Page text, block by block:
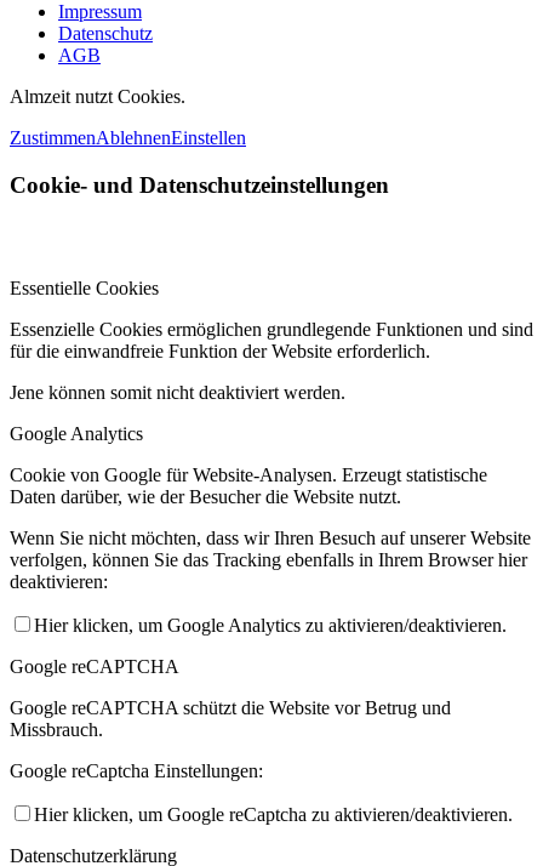
Impressum
Datenschutz
AGB
Almzeit nutzt Cookies.
ZustimmenAblehnenEinstellen
Cookie- und Datenschutzeinstellungen
Essentielle Cookies
Essenzielle Cookies ermöglichen grundlegende Funktionen und sind
für die einwandfreie Funktion der Website erforderlich.
Jene können somit nicht deaktiviert werden.
Google Analytics
Cookie von Google für Website-Analysen. Erzeugt statistische
Daten darüber, wie der Besucher die Website nutzt.
Wenn Sie nicht möchten, dass wir Ihren Besuch auf unserer Website
verfolgen, können Sie das Tracking ebenfalls in Ihrem Browser hier
deaktivieren:
Hier klicken, um Google Analytics zu aktivieren/deaktivieren.
Google reCAPTCHA
Google reCAPTCHA schützt die Website vor Betrug und
Missbrauch.
Google reCaptcha Einstellungen:
Hier klicken, um Google reCaptcha zu aktivieren/deaktivieren.
Datenschutzerklärung